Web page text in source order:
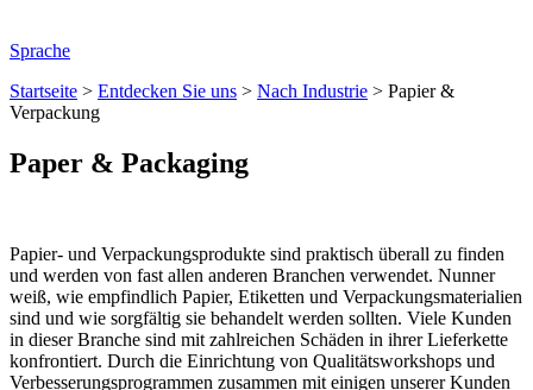
Sprache
Startseite > Entdecken Sie uns > Nach Industrie > Papier &
Verpackung
Paper & Packaging
Papier- und Verpackungsprodukte sind praktisch überall zu finden
und werden von fast allen anderen Branchen verwendet. Nunner
weiß, wie empfindlich Papier, Etiketten und Verpackungsmaterialien
sind und wie sorgfältig sie behandelt werden sollten. Viele Kunden
in dieser Branche sind mit zahlreichen Schäden in ihrer Lieferkette
konfrontiert. Durch die Einrichtung von Qualitätsworkshops und
Verbesserungsprogrammen zusammen mit einigen unserer Kunden